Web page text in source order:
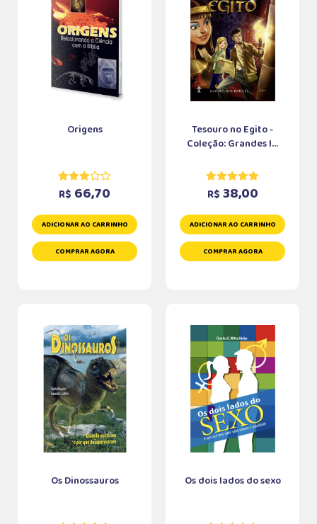
Origens
R$ 66,70
ADICIONAR AO CARRINHO
COMPRAR AGORA
Tesouro no Egito -
Coleção: Grandes I...
R$ 38,00
ADICIONAR AO CARRINHO
COMPRAR AGORA
Os Dinossauros Os dois lados do sexo